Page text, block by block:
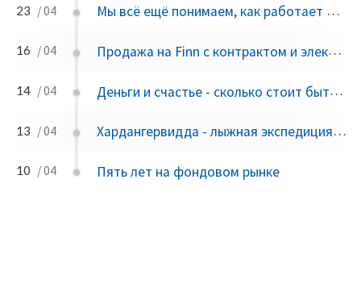
23 / 04 Мы всё ещё понимаем, как работает мир?
16 / 04 Продажа на Finn с контрактом и электронной подписью BankID
14 / 04 Деньги и счастье - сколько стоит быть довольным в Норвегии?
13 / 04 Хардангервидда - лыжная экспедиция (2025 март)
10 / 04 Пять лет на фондовом рынке